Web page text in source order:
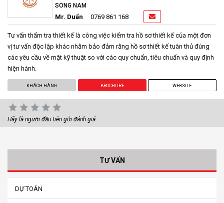
SONG NAM
Mr. Duẩn 0769 861 168
Tư vấn thẩm tra thiết kế là công việc kiểm tra hồ sơ thiết kế của một đơn
vị tư vấn độc lập khác nhằm bảo đảm rằng hồ sơ thiết kế tuân thủ đúng
các yêu cầu về mặt kỹ thuật so với các quy chuẩn, tiêu chuẩn và quy định
hiện hành.
KHÁCH HÀNG BROCHURE WEBSITE
Hãy là người đầu tiên gửi đánh giá.
TƯ VẤN
DỰ TOÁN